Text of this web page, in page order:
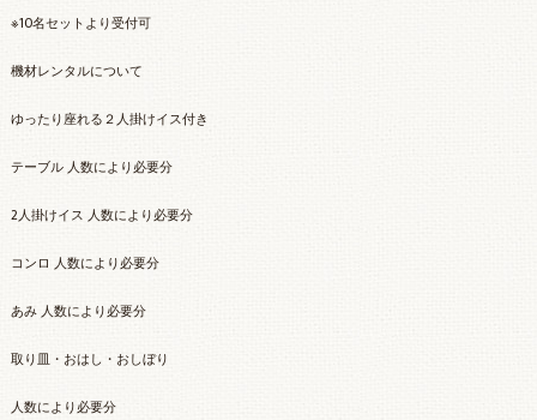
※10名セットより受付可
機材レンタルについて
ゆったり座れる２人掛けイス付き
テーブル 人数により必要分
2人掛けイス 人数により必要分
コンロ 人数により必要分
あみ 人数により必要分
取り皿・おはし・おしぼり
人数により必要分